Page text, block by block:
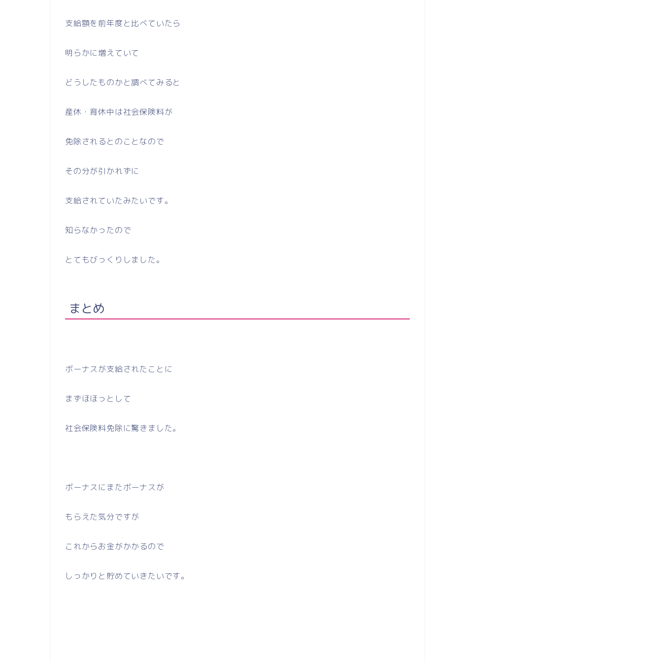
支給額を前年度と比べていたら
明らかに増えていて
どうしたものかと調べてみると
産休・育休中は社会保険料が
免除されるとのことなので
その分が引かれずに
支給されていたみたいです。
知らなかったので
とてもびっくりしました。
まとめ
ボーナスが支給されたことに
まずほほっとして
社会保険料免除に驚きました。
ボーナスにまたボーナスが
もらえた気分ですが
これからお金がかかるので
しっかりと貯めていきたいです。